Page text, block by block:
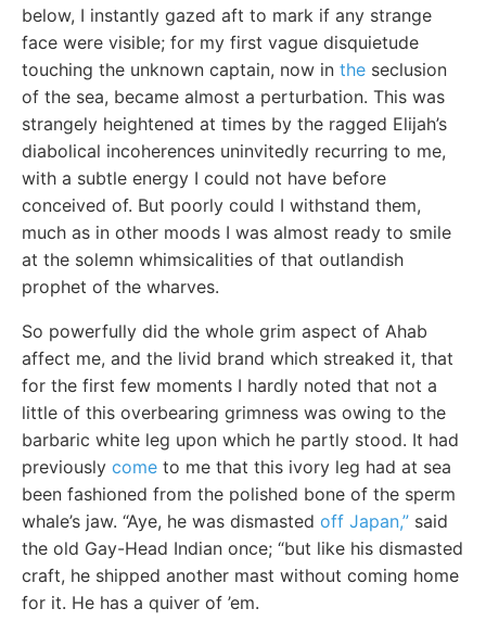
below, I instantly gazed aft to mark if any strange
face were visible; for my first vague disquietude
touching the unknown captain, now in the seclusion
of the sea, became almost a perturbation. This was
strangely heightened at times by the ragged Elijah’s
diabolical incoherences uninvitedly recurring to me,
with a subtle energy I could not have before
conceived of. But poorly could I withstand them,
much as in other moods I was almost ready to smile
at the solemn whimsicalities of that outlandish
prophet of the wharves.
So powerfully did the whole grim aspect of Ahab
affect me, and the livid brand which streaked it, that
for the first few moments I hardly noted that not a
little of this overbearing grimness was owing to the
barbaric white leg upon which he partly stood. It had
previously come to me that this ivory leg had at sea
been fashioned from the polished bone of the sperm
whale’s jaw. “Aye, he was dismasted off Japan,” said
the old Gay-Head Indian once; “but like his dismasted
craft, he shipped another mast without coming home
for it. He has a quiver of ’em.